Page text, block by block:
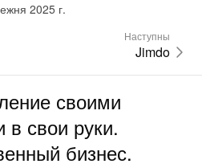
2025 г.
Наступны
Jimdo
своими
в свои руки.
бизнес.